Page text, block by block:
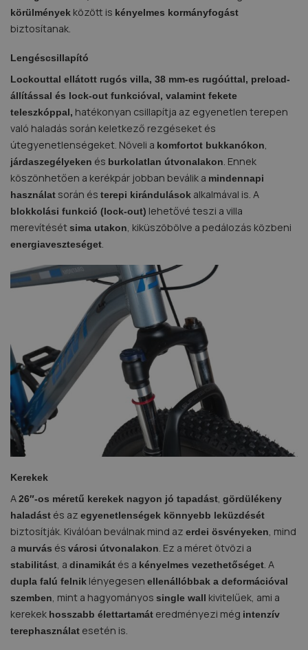
körülmények között is kényelmes kormányfogást
biztosítanak.
Lengéscsillapító
Lockouttal ellátott rugós villa, 38 mm-es rugóúttal, preload-
állítással és lock-out funkcióval, valamint fekete
teleszkóppal, hatékonyan csillapítja az egyenetlen terepen
való haladás során keletkező rezgéseket és
útegyenetlenségeket. Növeli a komfortot bukkanókon
járdaszegélyeken és burkolatlan útvonalakon . Ennek
köszönhetően a kerékpár jobban beválik a mindennapi
használat során és terepi kirándulások alkalmával is. A
blokkolási funkció (lock-out) lehetővé teszi a villa
merevítésétsima utakon , kiküszöbölve a pedálozás közbeni
energiaveszteséget
Kerekek
A26″-os méretű kerekek nagyon jó tapadást, gördülékeny
haladást és az egyenetlenségek könnyebb leküzdését
biztosítják. Kiválóan beválnak mind az erdei ösvényeken, mind
a murvás és városi útvonalakon. Ez a méret ötvözi a
stabilitást, a dinamikát és a kényelmes vezethetőséget. A
dupla falú felnik lényegesen ellenállóbbak a deformációval
szemben, mint a hagyományos single wall kivitelűek, ami a
kerekek hosszabb élettartamát eredményezi még intenzív
terephasználat esetén is.